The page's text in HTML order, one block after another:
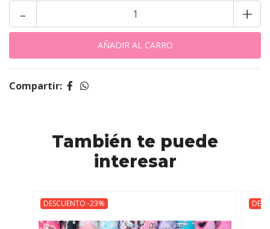
+
-
Compartir:
También te puede
interesar
DESCUENTO -23%